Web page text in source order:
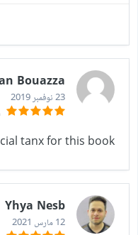
Bouazza
23 نوفمبر 2019
tanx for this book
Yhya Nesb
12 مارس 2021